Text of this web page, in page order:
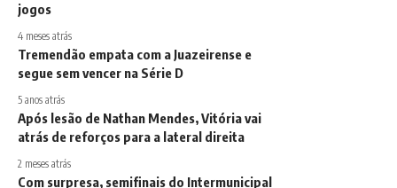
jogos
4 meses atrás
Tremendão empata com a Juazeirense e
segue sem vencer na Série D
5 anos atrás
Após lesão de Nathan Mendes, Vitória vai
atrás de reforços para a lateral direita
2 meses atrás
Com surpresa, semifinais do Intermunicipal